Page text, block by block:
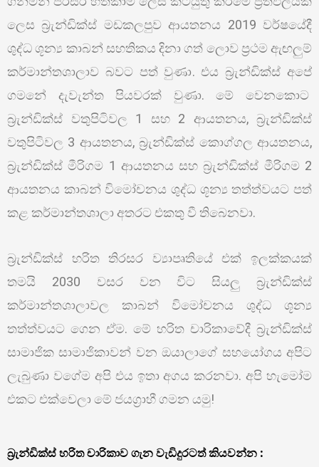
ලෙස බ්‍රැන්ඩික්ස් මඩකලපුව ආයතනය 2019 වර්ෂයේදී
ශුද්ධ ශූන්‍ය කාබන් සහතිකය දිනා ගත් ලොව ප්‍රථම ඇඟලුම්
කර්මාන්තශාලාව බවට පත් වුණා. එය බ්‍රැන්ඩික්ස් අපේ
ගමනේ දැවැන්ත පියවරක් වුණා. මේ වෙනකොට
බ්‍රැන්ඩික්ස් වතුපිටිවල 1 සහ 2 ආයතනය, බ්‍රැන්ඩික්ස්
වතුපිටිවල 3 ආයතනය, බ්‍රැන්ඩික්ස් කොග්ගල ආයතනය,
බ්‍රැන්ඩික්ස් මීරිගම 1 ආයතනය සහ බ්‍රැන්ඩික්ස් මීරිගම 2
ආයතනය කාබන් විමෝචනය ශුද්ධ ශූන්‍ය තත්ත්වයට පත්
කළ කර්මාන්තශාලා අතරට එකතු වී තිබෙනවා.
බ්‍රැන්ඩික්ස් හරිත තිරසර ව්‍යාපෘතියේ එක් ඉලක්කයක්
තමයි 2030 වසර වන විට සියලු බ්‍රැන්ඩික්ස්
කර්මාන්තශාලාවල කාබන් විමෝචනය ශුද්ධ ශූන්‍ය
තත්ත්වයට ගෙන ඒම. මේ හරිත චාරිකාවේදී බ්‍රැන්ඩික්ස්
සාමාජික සාමාජිකාවන් වන ඔයාලාගේ සහයෝගය අපිට
ලැබුණා වගේම අපි එය ඉතා අගය කරනවා. අපි හැමෝම
එකට එක්වෙලා මේ ජයග්‍රාහී ගමන යමු!
බ්‍රැන්ඩික්ස් හරිත චාරිකාව ගැන වැඩිදුරටත් කියවන්න :